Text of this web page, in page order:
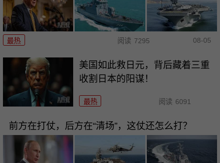
最热 阅读 7295 08-05
美国如此救日元，背后藏着三重
收割日本的阳谋！
最热 阅读 6091
前方在打仗，后方在“清场”，这仗还怎么打？